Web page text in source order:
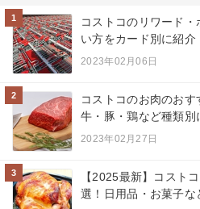
1
コストコのリワード
い方をカード別に紹介
2023年02月06日
2
コストコのお肉のおす
牛・豚・鶏など種類別
2023年02月27日
3
【2025最新】コスト
選！日用品・お菓子な